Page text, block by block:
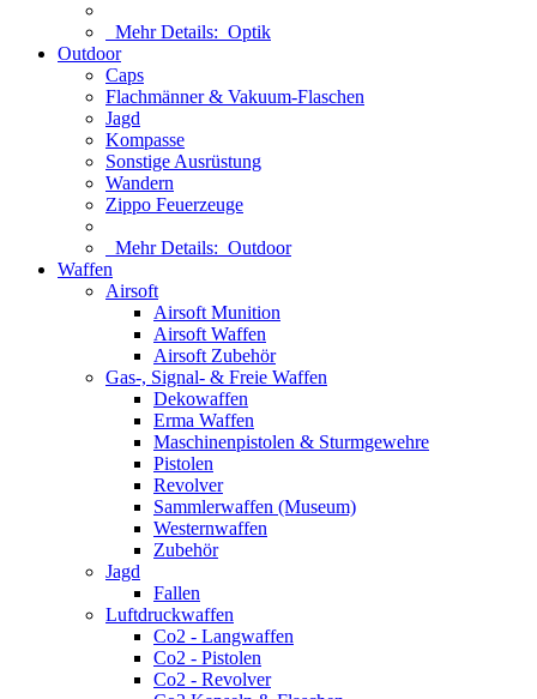
Mehr Details: Optik
Outdoor
Caps
Flachmänner & Vakuum-Flaschen
Jagd
Kompasse
Sonstige Ausrüstung
Wandern
Zippo Feuerzeuge
Mehr Details: Outdoor
Waffen
Airsoft
Airsoft Munition
Airsoft Waffen
Airsoft Zubehör
Gas-, Signal- & Freie Waffen
Dekowaffen
Erma Waffen
Maschinenpistolen & Sturmgewehre
Pistolen
Revolver
Sammlerwaffen (Museum)
Westernwaffen
Zubehör
Jagd
Fallen
Luftdruckwaffen
Co2 - Langwaffen
Co2 - Pistolen
Co2 - Revolver